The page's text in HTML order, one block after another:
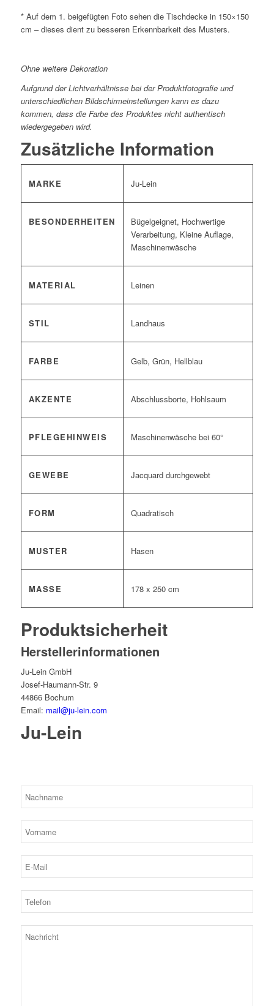
* Auf dem 1. beigefügten Foto sehen die Tischdecke in 150×150
cm – dieses dient zu besseren Erkennbarkeit des Musters.
Ohne weitere Dekoration
Aufgrund der Lichtverhältnisse bei der Produktfotografie und
unterschiedlichen Bildschirmeinstellungen kann es dazu
kommen, dass die Farbe des Produktes nicht authentisch
wiedergegeben wird.
Zusätzliche Information
MARKE Ju-Lein
BESONDERHEITEN
Bügelgeignet, Hochwertige
Verarbeitung, Kleine Auflage,
Maschinenwäsche
MATERIAL Leinen
STIL Landhaus
FARBE Gelb, Grün, Hellblau
AKZENTE Abschlussborte, Hohlsaum
PFLEGEHINWEIS Maschinenwäsche bei 60°
GEWEBE Jacquard durchgewebt
FORM Quadratisch
MUSTER Hasen
MASSE 178 x 250 cm
Produktsicherheit
Herstellerinformationen
Ju-Lein GmbH
Josef-Haumann-Str. 9
44866 Bochum
Email: mail@ju-lein.com
Ju-Lein